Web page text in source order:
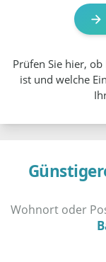
Prüfen Sie hier,
ist und welche